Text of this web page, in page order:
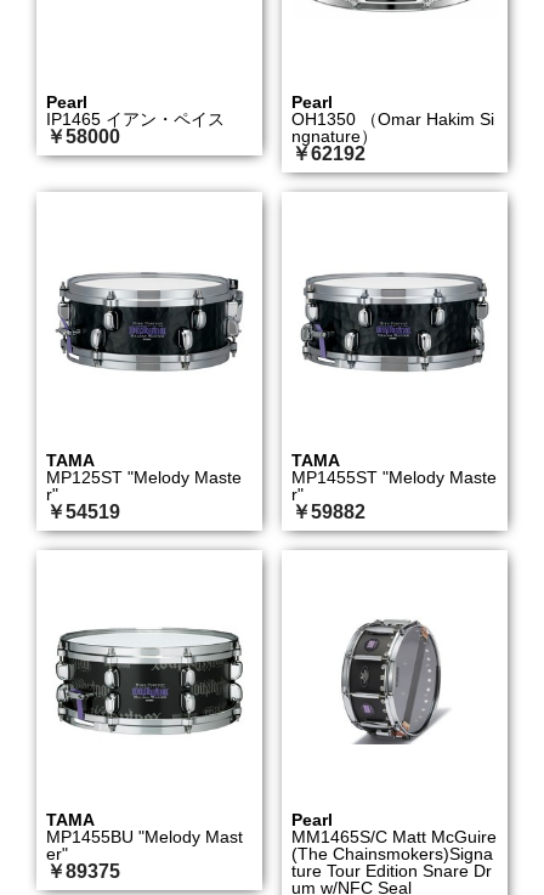
Pearl
IP1465 イアン・ペイス
￥58000
Pearl
OH1350 （Omar Hakim Si
ngnature）
￥62192
TAMA
MP125ST "Melody Maste
r"
￥54519
TAMA
MP1455ST "Melody Maste
r"
￥59882
TAMA
MP1455BU "Melody Mast
er"
￥89375
Pearl
MM1465S/C Matt McGuire
(The Chainsmokers)Signa
ture Tour Edition Snare Dr
um w/NFC Seal